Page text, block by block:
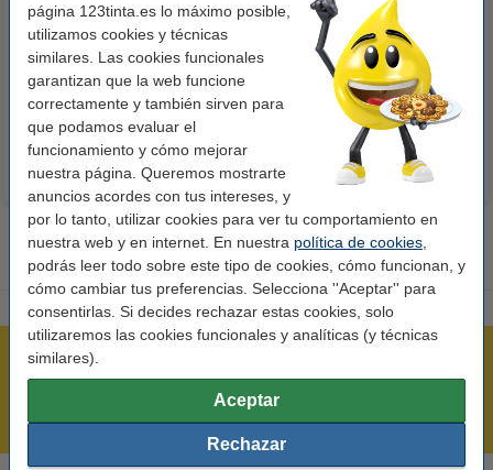
página 123tinta.es lo máximo posible,
utilizamos cookies y técnicas
similares. Las cookies funcionales
garantizan que la web funcione
correctamente y también sirven para
que podamos evaluar el
funcionamiento y cómo mejorar
nuestra página. Queremos mostrarte
anuncios acordes con tus intereses, y
por lo tanto, utilizar cookies para ver tu comportamiento en
nuestra web y en internet. En nuestra política de cookies
podrás leer todo sobre este tipo de cookies, cómo funcionan, y
cómo cambiar tus preferencias. Selecciona ''Aceptar'' para
consentirlas. Si decides rechazar estas cookies, solo
utilizaremos las cookies funcionales y analíticas (y técnicas
similares).
Aceptar
Rechazar
123tinta Papel fotográfico
Premium Glossy brillo alto | 10 x
15 cm | 260g | 100 hojas
10,50 € Incl. 21% IVA
123tinta Pilas Alcalinas Xtreme
Power AA - LR06 - MN1500 - 24
unidades
14,50 € Incl. 21% IVA
Rápido y sencillo
Mejor Precio Garantizado